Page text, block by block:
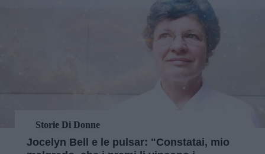
Storie Di Donne
Jocelyn Bell e le pulsar: "Constatai, mio